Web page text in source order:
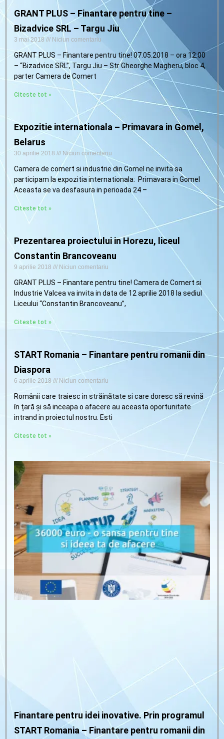
GRANT PLUS – Finantare pentru tine –
Bizadvice SRL – Targu Jiu
3 mai 2018 Niciun comentariu
GRANT PLUS – Finantare pentru tine! 07.05.2018 – ora 12:00
– “Bizadvice SRL”, Targu Jiu – Str Gheorghe Magheru, bloc 4,
parter Camera de Comert
Citeste tot »
Expozitie internationala – Primavara in Gomel,
Belarus
30 aprilie 2018 Niciun comentariu
Camera de comert si industrie din Gomel ne invita sa
participam la expozitia internationala: Primavara in Gomel
Aceasta se va desfasura in perioada 24 –
Citeste tot »
Prezentarea proiectului in Horezu, liceul
Constantin Brancoveanu
9 aprilie 2018 Niciun comentariu
GRANT PLUS – Finantare pentru tine! Camera de Comert si
Industrie Valcea va invita in data de 12 aprilie 2018 la sediul
Liceului “Constantin Brancoveanu”,
Citeste tot »
START Romania – Finantare pentru romanii din
Diaspora
6 aprilie 2018 Niciun comentariu
Românii care traiesc in străinătate si care doresc să revină
în țară și să inceapa o afacere au aceasta oportunitate
intrand in proiectul nostru. Esti
Citeste tot »
Finantare pentru idei inovative. Prin programul
START Romania – Finantare pentru romanii din